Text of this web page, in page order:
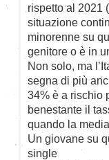
rispetto al 2021
situazione
minorenne su
genitore o è in
Non solo, ma
segna di più
34% è a rischio
benestante il
quando la
Un giovane su
single